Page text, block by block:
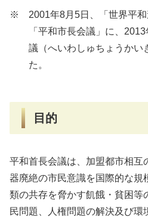
※ 2001年8月5日、「世界平和
「平和市長会議」に、
議（へいわしゅちょうかい
た。
目的
平和首長会議は、加盟都市相互
器廃絶の市民意識を国際的な規
類の共存を脅かす飢餓・貧困等
民問題、人権問題の解決及び環